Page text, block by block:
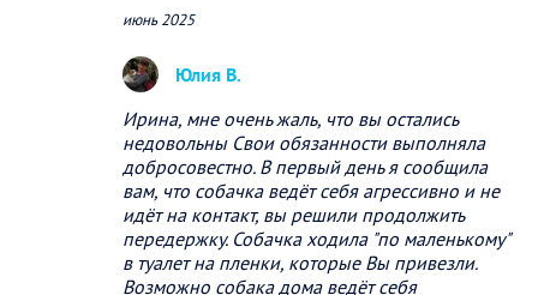
июнь 2025
Юлия В.
Ирина, мне очень жаль, что вы остались
недовольны Свои обязанности выполняла
добросовестно. В первый день я сообщила
вам, что собачка ведёт себя агрессивно и не
идёт на контакт, вы решили продолжить
передержку. Собачка ходила "по маленькому"
в туалет на пленки, которые Вы привезли.
Возможно собака дома ведёт себя